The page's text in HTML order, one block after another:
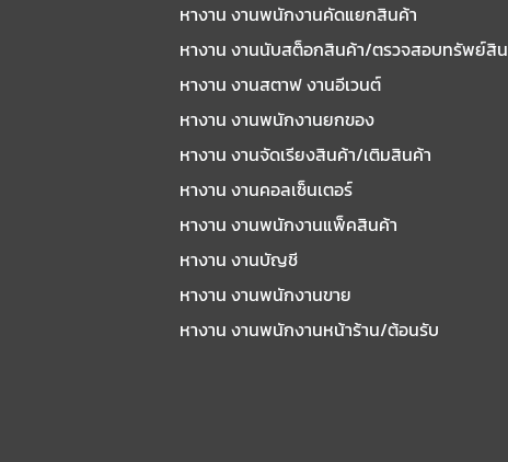
หางาน งานพนักงานคัดแยกสินค้า
หางาน งานนับสต็อกสินค้า/ตรวจสอบทรัพย์สิน
หางาน งานสตาฟ งานอีเวนต์
หางาน งานพนักงานยกของ
หางาน งานจัดเรียงสินค้า/เติมสินค้า
หางาน งานคอลเซ็นเตอร์
หางาน งานพนักงานแพ็คสินค้า
หางาน งานบัญชี
หางาน งานพนักงานขาย
หางาน งานพนักงานหน้าร้าน/ต้อนรับ